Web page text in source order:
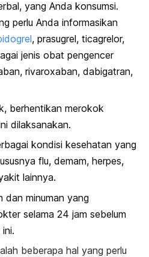
yang Anda konsumsi.
perlu Anda informasikan
, prasugrel, ticagrelor,
jenis obat pengencer
rivaroxaban, dabigatran,
berhentikan merokok
dilaksanakan.
kondisi kesehatan yang
flu, demam, herpes,
lainnya.
dan minuman yang
selama 24 jam sebelum
beberapa hal yang perlu